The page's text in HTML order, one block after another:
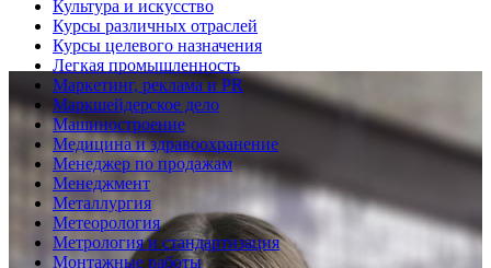
Культура и искусство
Курсы различных отраслей
Курсы целевого назначения
Легкая промышленность
Маркетинг, реклама и PR
Маркшейдерское дело
Машиностроение
Медицина и здравоохранение
Менеджер по продажам
Менеджмент
Металлургия
Метеорология
Метрология и стандартизация
Монтажные работы